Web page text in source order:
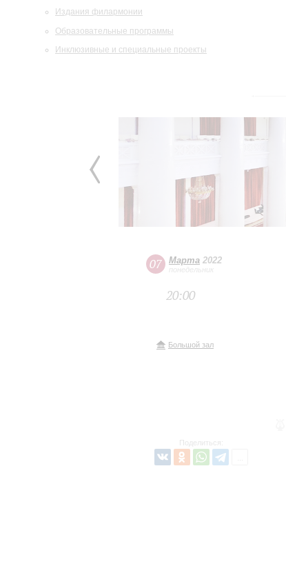
Издания филармонии
Образовательные программы
Инклюзивные и специальные проекты
07 Марта 2022
понедельник
20:00
Большой зал
Поделиться: